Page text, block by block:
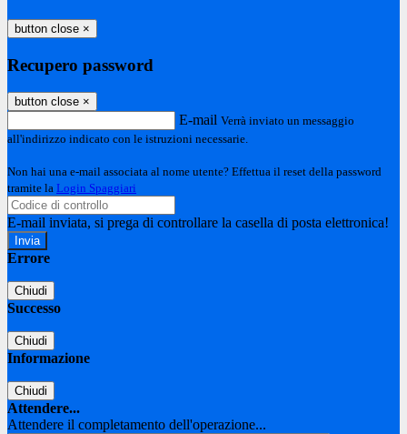
button close ×
Recupero password
button close ×
E-mail Verrà inviato un messaggio
all'indirizzo indicato con le istruzioni necessarie.
Non hai una e-mail associata al nome utente? Effettua il reset della password
tramite la Login Spaggiari
E-mail inviata, si prega di controllare la casella di posta elettronica!
Errore
Chiudi
Successo
Chiudi
Informazione
Chiudi
Attendere...
Attendere il completamento dell'operazione...